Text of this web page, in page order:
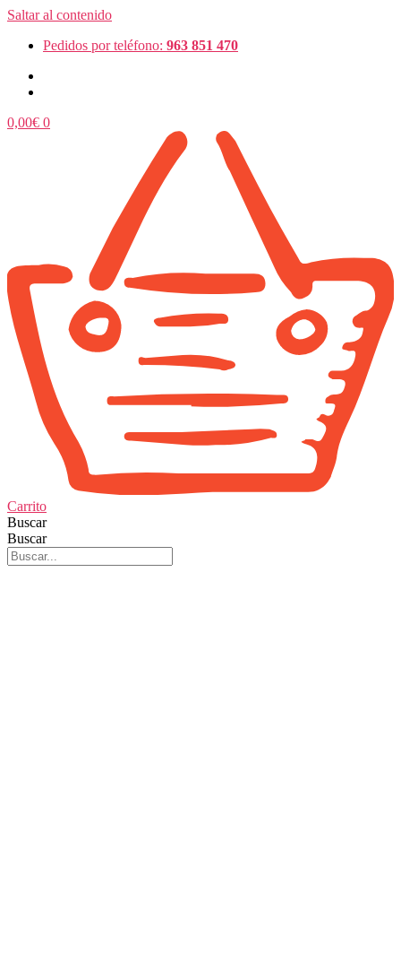
Saltar al contenido
Pedidos por teléfono: 963 851 470
0,00€ 0
Carrito
Buscar
Buscar